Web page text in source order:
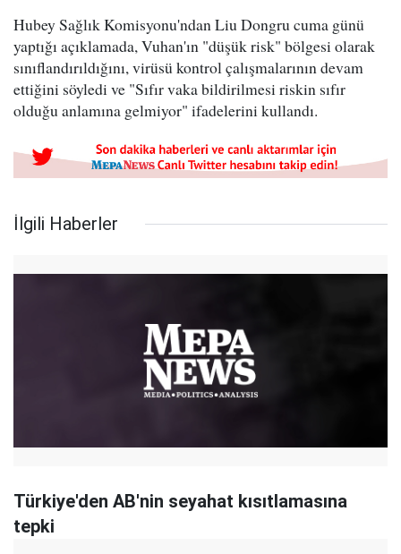
Hubey Sağlık Komisyonu'ndan Liu Dongru cuma günü
yaptığı açıklamada, Vuhan'ın "düşük risk" bölgesi olarak
sınıflandırıldığını, virüsü kontrol çalışmalarının devam
ettiğini söyledi ve "Sıfır vaka bildirilmesi riskin sıfır
olduğu anlamına gelmiyor" ifadelerini kullandı.
İlgili Haberler
Türkiye'den AB'nin seyahat kısıtlamasına
tepki